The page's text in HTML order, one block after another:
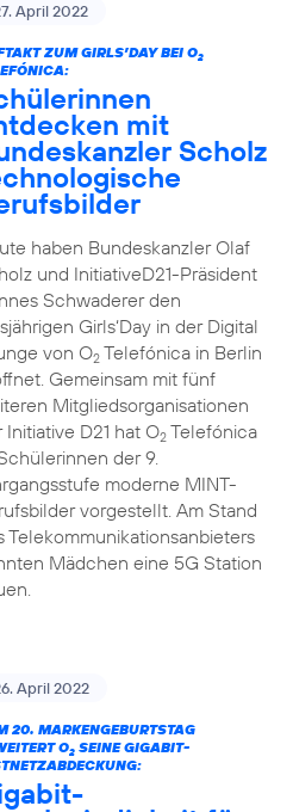
April 2022
ZUM GIRLS’DAY BEI O2
mit
Scholz
haben Bundeskanzler Olaf
und InitiativeD21-Präsident
Schwaderer den
Girls‘Day in der Digital
von O2Telefónica in Berlin
Gemeinsam mit fünf
Mitgliedsorganisationen
Initiative D21 hat O2Telefónica
der 9.
moderne MINT-
vorgestellt. Am Stand
Telekommunikationsanbieters
Mädchen eine 5G Station
April 2022
20. MARKENGEBURTSTAG
O2SEINE GIGABIT-